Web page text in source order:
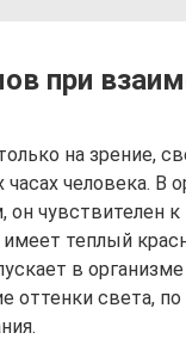
при
на зрение,
человека. В
чувствителен к
теплый
в
оттенки света,